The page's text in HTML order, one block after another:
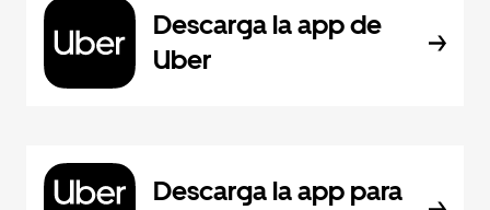
Descarga la app de
Uber
Descarga la app para